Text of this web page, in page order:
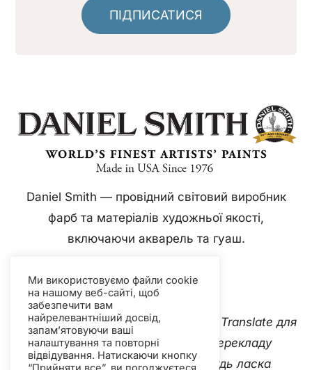
ПІДПИСАТИСЯ
Daniel Smith — провідний світовий виробник
фарб та матеріалів художньої якості,
включаючи акварель та гуаш.
Цей вебсайт використовує Google Translate для
миттєвого та автоматичного перекладу
контенту кількома мовами. Будь ласка
Ми використовуємо файли cookie
на нашому веб-сайті, щоб
забезпечити вам
найрелевантніший досвід,
запам’ятовуючи ваші
налаштування та повторні
відвідування. Натискаючи кнопку